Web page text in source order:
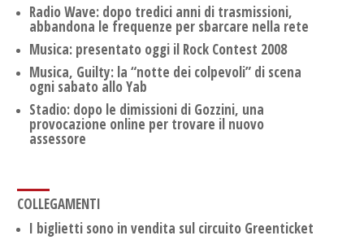
Radio Wave: dopo tredici anni di trasmissioni,
abbandona le frequenze per sbarcare nella rete
Musica: presentato oggi il Rock Contest 2008
Musica, Guilty: la “notte dei colpevoli” di scena
ogni sabato allo Yab
Stadio: dopo le dimissioni di Gozzini, una
provocazione online per trovare il nuovo
assessore
COLLEGAMENTI
I biglietti sono in vendita sul circuito Greenticket